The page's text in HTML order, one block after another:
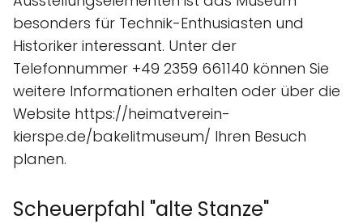
besonders für Technik-Enthusiasten und
Historiker interessant. Unter der
Telefonnummer +49 2359 661140 können Sie
weitere Informationen erhalten oder über die
Website https://heimatverein-
kierspe.de/bakelitmuseum/ Ihren Besuch
planen.
Scheuerpfahl "alte Stanze"